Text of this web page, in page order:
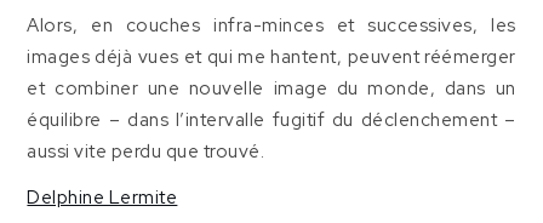
Alors, en couches infra-minces et successives, les
images déjà vues et qui me hantent, peuvent réémerger
et combiner une nouvelle image du monde, dans un
équilibre – dans l’intervalle fugitif du déclenchement –
aussi vite perdu que trouvé.
Delphine Lermite